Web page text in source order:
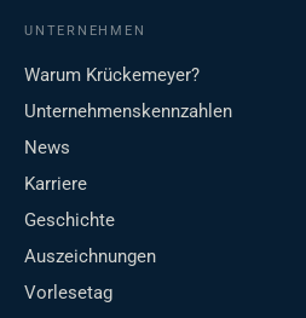
UNTERNEHMEN
Warum Krückemeyer?
Unternehmenskennzahlen
News
Karriere
Geschichte
Auszeichnungen
Vorlesetag